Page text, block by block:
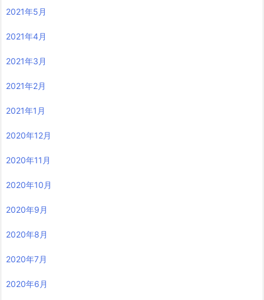
2021年5月
2021年4月
2021年3月
2021年2月
2021年1月
2020年12月
2020年11月
2020年10月
2020年9月
2020年8月
2020年7月
2020年6月